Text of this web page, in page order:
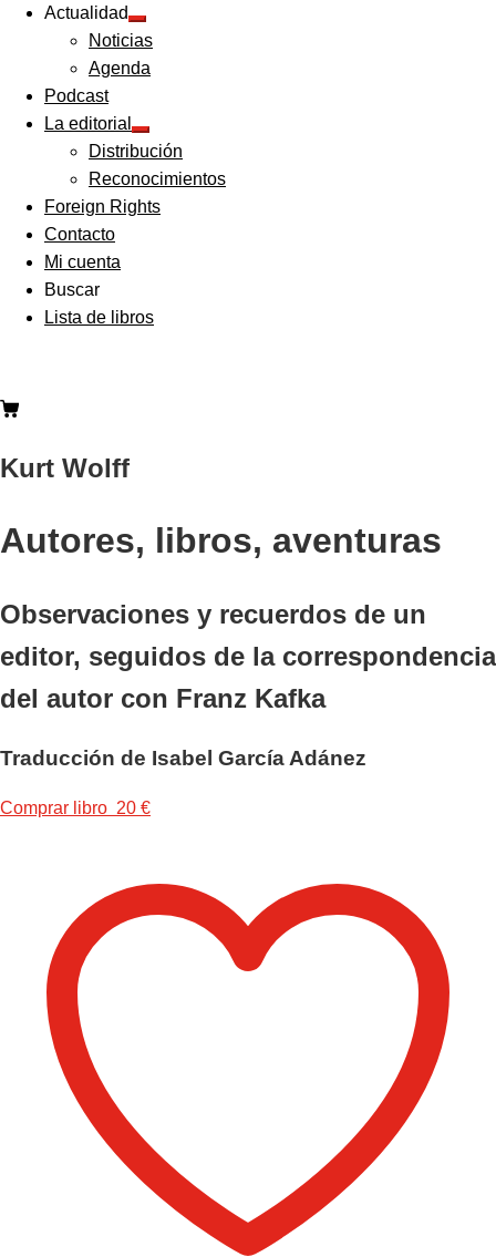
Actualidad
Expandir
el
menú
hijo
Noticias
Agenda
Podcast
La editorial
Expandir
el
menú
hijo
Distribución
Reconocimientos
Foreign Rights
Contacto
Mi cuenta
Buscar
Lista de libros
Kurt Wolff
Autores, libros, aventuras
Observaciones y recuerdos de un
editor, seguidos de la correspondencia
del autor con Franz Kafka
Traducción de Isabel García Adánez
Comprar libro 20 €